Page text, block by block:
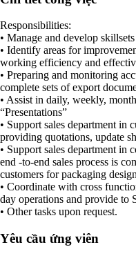
Responsibilities:
• Manage and develop
• Identify areas for
working efficiency and
• Preparing and monitoring
complete sets of export
• Assist in daily, weekly,
“Presentations”
• Support sales department in
providing quotations, update
• Support sales department in
end -to-end sales process is
customers for packaging
• Coordinate with cross
day operations and provide to
• Other tasks upon request.
Yêu cầu ứng viên